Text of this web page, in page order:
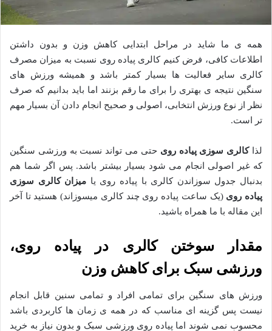
همه ی ما شاید در مراحل ابتدایی کاهش وزن و بدون داشتن
اطلاعات کافی، فرض کنیم کالری پیاده روی نسبت به میزان مصرف
کالری سایر فعالیت ها بسیار کمتر باشد و همیشه ورزش های
سنگین نتیجه ی بهتری را برای ما رقم بزنند اما باید بدانیم که صرف
نظر از نوع ورزش انتخابی، اصولی و صحیح انجام دادن آن بسیار مهم
تر است.
لذاکالری سوزی پیاده روی حتی می تواند نسبت به ورزشی سنگین
که غیر اصولی انجام می شود بسیار بیشتر باشد. پس اگر شما هم
بدنبال جدول سوزاندن کالری با پیاده روی یا میزان کالری سوزی
پیاده روی (یک ساعت پیاده روی چند کالری میسوزاند) هستید تا آخر
این مقاله با ما همراه باشید.
مقدار سوختن کالری در پیاده روی،
ورزشی سبک برای کاهش وزن
ورزش های سنگین برای تمامی افراد و تمامی سنین قابل انجام
نیست پس گزینه ای مناسب که در همه ی زمان ها کاربردی باشد
محسوب نمی شوند اما پیاده روی ورزشی سبک و بدون نیاز به خرید